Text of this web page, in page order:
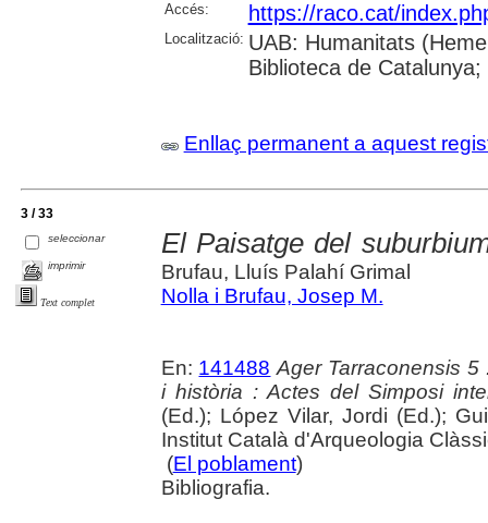
Accés: https://raco.cat/
Localització: UAB: Humanitats
Biblioteca de
Enllaç permanent a aquest
3 / 33
seleccionar
imprimir
Text complet
El Paisatge del
Brufau, Lluís Palahí Grimal
Nolla i Brufau, Josep M.
En: 141488 Ager Tarraconensis
i història : Actes del Simposi
(Ed.); López Vilar, Jordi (Ed.);
Institut Català d'Arqueologia
(El poblament)
Bibliografia.